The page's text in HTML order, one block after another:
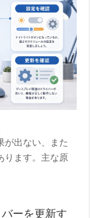
が出ない、また
ります。主な原
ーを更新す